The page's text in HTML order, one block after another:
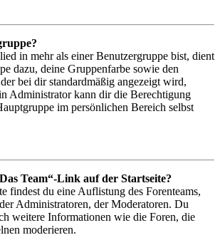
in mehr als einer Benutzergruppe bist, dient
dazu, deine Gruppenfarbe sowie den
bei dir standardmäßig angezeigt wird,
Administrator kann dir die Berechtigung
im persönlichen Bereich selbst
Team“-Link auf der Startseite?
findest du eine Auflistung des Forenteams,
Administratoren, der Moderatoren. Du
weitere Informationen wie die Foren, die
moderieren.